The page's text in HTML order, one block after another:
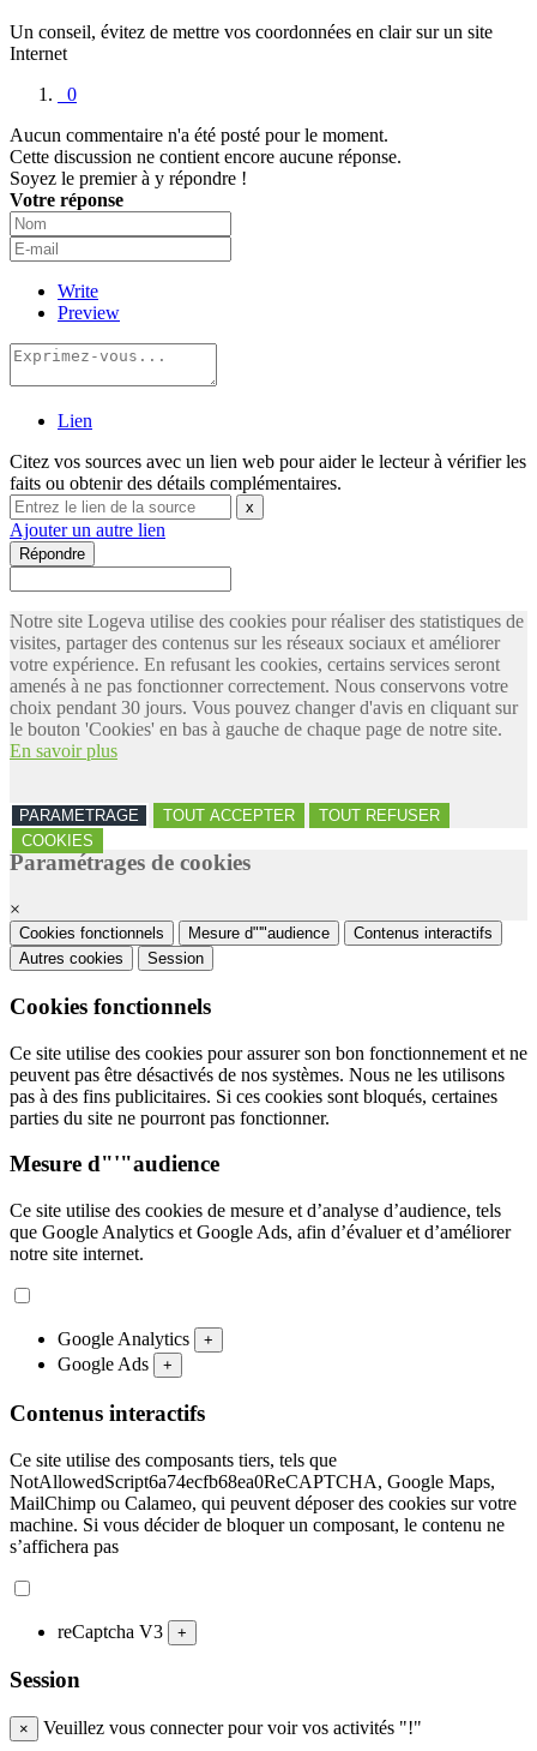
Un conseil, évitez de mettre vos coordonnées en clair sur un site
Internet
0
Aucun commentaire n'a été posté pour le moment.
Cette discussion ne contient encore aucune réponse.
Soyez le premier à y répondre !
Votre réponse
Write
Preview
Lien
Citez vos sources avec un lien web pour aider le lecteur à vérifier les
faits ou obtenir des détails complémentaires.
x
Ajouter un autre lien
Répondre
Notre site Logeva utilise des cookies pour réaliser des statistiques de
visites, partager des contenus sur les réseaux sociaux et améliorer
votre expérience. En refusant les cookies, certains services seront
amenés à ne pas fonctionner correctement. Nous conservons votre
choix pendant 30 jours. Vous pouvez changer d'avis en cliquant sur
le bouton 'Cookies' en bas à gauche de chaque page de notre site.
En savoir plus
PARAMETRAGE TOUT ACCEPTER
TOUT REFUSER
COOKIES
Paramétrages de cookies
×
Cookies fonctionnels Mesure d"'"audience
Contenus interactifs
Autres cookies
Session
Cookies fonctionnels
Ce site utilise des cookies pour assurer son bon fonctionnement et ne
peuvent pas être désactivés de nos systèmes. Nous ne les utilisons
pas à des fins publicitaires. Si ces cookies sont bloqués, certaines
parties du site ne pourront pas fonctionner.
Mesure d"'"audience
Ce site utilise des cookies de mesure et d’analyse d’audience, tels
que Google Analytics et Google Ads, afin d’évaluer et d’améliorer
notre site internet.
Google Analytics +
Google Ads +
Contenus interactifs
Ce site utilise des composants tiers, tels que
NotAllowedScript6a74ecfb68ea0ReCAPTCHA, Google Maps,
MailChimp ou Calameo, qui peuvent déposer des cookies sur votre
machine. Si vous décider de bloquer un composant, le contenu ne
s’affichera pas
reCaptcha V3 +
Session
× Veuillez vous connecter pour voir vos activités "!"